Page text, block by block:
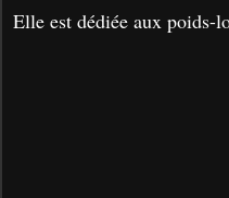
Elle est dédiée aux poids-